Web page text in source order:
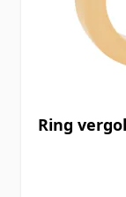
Ring